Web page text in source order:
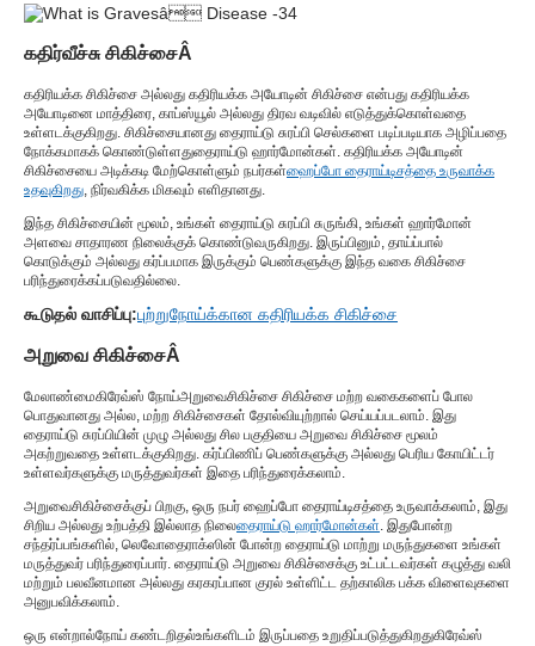
கதிர்வீச்சு சிகிச்சைÂ
கதிரியக்க சிகிச்சை அல்லது கதிரியக்க அயோடின் சிகிச்சை என்பது கதிரியக்க
அயோடினை மாத்திரை, காப்ஸ்யூல் அல்லது திரவ வடிவில் எடுத்துக்கொள்வதை
உள்ளடக்குகிறது. சிகிச்சையானது தைராய்டு சுரப்பி செல்களை படிப்படியாக அழிப்பதை
நோக்கமாகக் கொண்டுள்ளதுதைராய்டு ஹார்மோன்கள் . கதிரியக்க அயோடின்
சிகிச்சையை அடிக்கடி மேற்கொள்ளும் நபர்கள்ஹைப்போ தைராய்டிசத்தை உருவாக்க
உதவுகிறது , நிர்வகிக்க மிகவும் எளிதானது.
இந்த சிகிச்சையின் மூலம், உங்கள் தைராய்டு சுரப்பி சுருங்கி, உங்கள் ஹார்மோன்
அளவை சாதாரண நிலைக்குக் கொண்டுவருகிறது. இருப்பினும், தாய்ப்பால்
கொடுக்கும் அல்லது கர்ப்பமாக இருக்கும் பெண்களுக்கு இந்த வகை சிகிச்சை
பரிந்துரைக்கப்படுவதில்லை.
கூடுதல் வாசிப்பு:புற்றுநோய்க்கான கதிரியக்க சிகிச்சை
அறுவை சிகிச்சைÂ
மேலாண்மைகிரேவ்ஸ் நோய்அறுவைசிகிச்சை சிகிச்சை மற்ற வகைகளைப் போல
பொதுவானது அல்ல, மற்ற சிகிச்சைகள் தோல்வியுற்றால் செய்யப்படலாம். இது
தைராய்டு சுரப்பியின் முழு அல்லது சில பகுதியை அறுவை சிகிச்சை மூலம்
அகற்றுவதை உள்ளடக்குகிறது. கர்ப்பிணிப் பெண்களுக்கு அல்லது பெரிய கோயிட்டர்
உள்ளவர்களுக்கு மருத்துவர்கள் இதை பரிந்துரைக்கலாம்.
அறுவைசிகிச்சைக்குப் பிறகு, ஒரு நபர் ஹைப்போ தைராய்டிசத்தை உருவாக்கலாம், இது
சிறிய அல்லது உற்பத்தி இல்லாத நிலைதைராய்டு ஹார்மோன்கள் . இதுபோன்ற
சந்தர்ப்பங்களில், லெவோதைராக்ஸின் போன்ற தைராய்டு மாற்று மருந்துகளை உங்கள்
மருத்துவர் பரிந்துரைப்பார். தைராய்டு அறுவை சிகிச்சைக்கு உட்பட்டவர்கள் கழுத்து வலி
மற்றும் பலவீனமான அல்லது கரகரப்பான குரல் உள்ளிட்ட தற்காலிக பக்க விளைவுகளை
அனுபவிக்கலாம்.
ஒரு என்றால்நோய் கண்டறிதல்உங்களிடம் இருப்பதை உறுதிப்படுத்துகிறதுகிரேவ்ஸ்